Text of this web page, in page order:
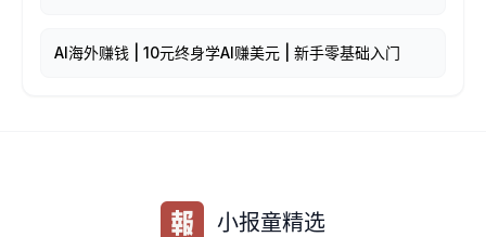
AI海外赚钱 | 10元终身学AI赚美元 | 新手零基础入门
小报童精选